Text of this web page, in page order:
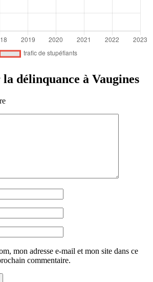
délinquance à Vaugines
mon adresse e-mail et mon site dans ce
commentaire.